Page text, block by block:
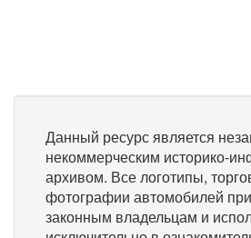
Данный ресурс является
некоммерческим историко-
архивом. Все логотипы,
фотографии автомобилей
законным владельцам и